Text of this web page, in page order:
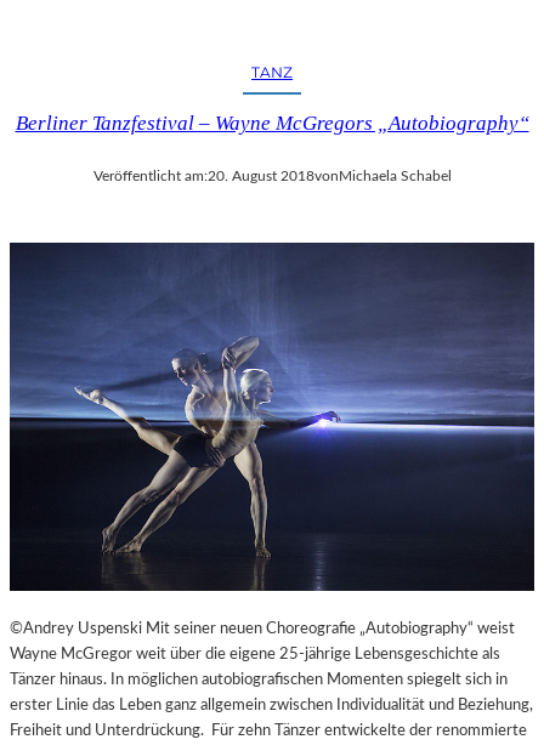
TANZ
Berliner Tanzfestival – Wayne McGregors „Autobiography“
Veröffentlicht am:20. August 2018von Michaela Schabel
©Andrey Uspenski Mit seiner neuen Choreografie „Autobiography“ weist
Wayne McGregor weit über die eigene 25-jährige Lebensgeschichte als
Tänzer hinaus. In möglichen autobiografischen Momenten spiegelt sich in
erster Linie das Leben ganz allgemein zwischen Individualität und Beziehung,
Freiheit und Unterdrückung. Für zehn Tänzer entwickelte der renommierte